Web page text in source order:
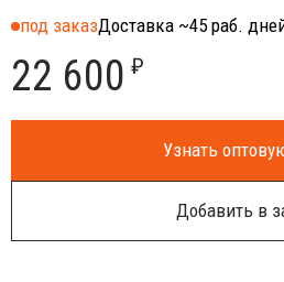
под заказДоставка ~45 раб.
22 600 ₽
Узнать
Добавить в